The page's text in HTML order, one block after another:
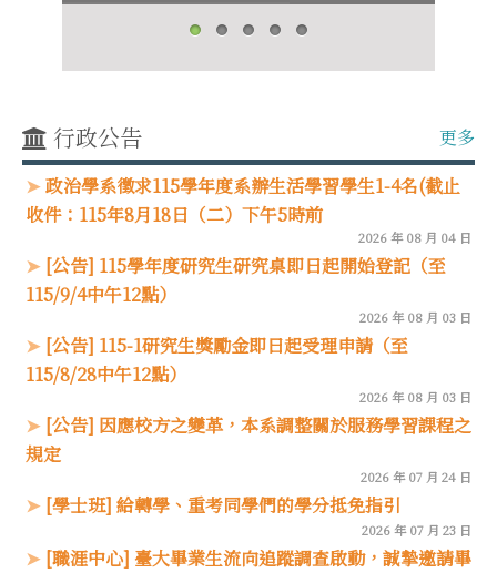
行政公告
更多
政治學系徵求115學年度系辦生活學習學生1-4名(截止
收件：115年8月18日（二）下午5時前
2026 年 08 月 04 日
[公告] 115學年度研究生研究桌即日起開始登記（至
115/9/4中午12點）
2026 年 08 月 03 日
[公告] 115-1研究生獎勵金即日起受理申請（至
115/8/28中午12點）
2026 年 08 月 03 日
[公告] 因應校方之變革，本系調整關於服務學習課程之
規定
2026 年 07 月 24 日
[學士班] 給轉學、重考同學們的學分抵免指引
2026 年 07 月 23 日
[職涯中心] 臺大畢業生流向追蹤調查啟動，誠摯邀請畢